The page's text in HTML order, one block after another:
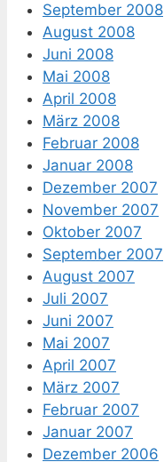
September 2008
August 2008
Juni 2008
Mai 2008
April 2008
März 2008
Februar 2008
Januar 2008
Dezember 2007
November 2007
Oktober 2007
September 2007
August 2007
Juli 2007
Juni 2007
Mai 2007
April 2007
März 2007
Februar 2007
Januar 2007
Dezember 2006